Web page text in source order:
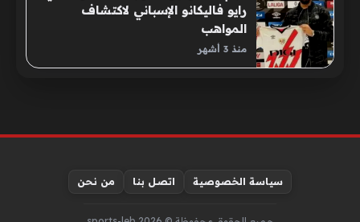
رايو فاليكانو الإسباني لاكتشاف
المواهب
منذ 3 أشهر
سياسة الخصوصية اتصل بنا من نحن